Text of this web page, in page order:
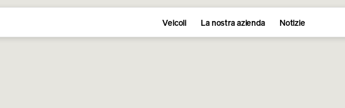
Veicoli La nostra azienda Notizie